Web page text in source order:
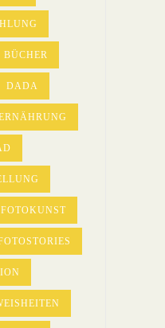
BÜCHER
DADA
FOTOKUNST